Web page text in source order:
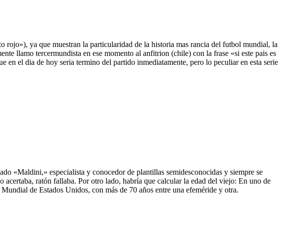
rojo»), ya que muestran la particularidad de la historia mas rancia del futbol mundial, la
llamo tercermundista en ese momento al anfitrion (chile) con la frase «si este pais es
en el dia de hoy seria termino del partido inmediatamente, pero lo peculiar en esta serie
«Maldini,» especialista y conocedor de plantillas semidesconocidas y siempre se
ratón fallaba. Por otro lado, habría que calcular la edad del viejo: En uno de
de Estados Unidos, con más de 70 años entre una efeméride y otra.